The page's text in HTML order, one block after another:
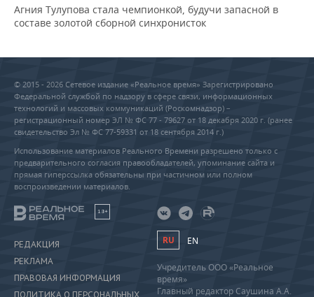
Агния Тулупова стала чемпионкой, будучи запасной в
составе золотой сборной синхронисток
© 2015 - 2026 Сетевое издание «Реальное время» Зарегистрировано
Федеральной службой по надзору в сфере связи, информационных
технологий и массовых коммуникаций (Роскомнадзор) –
регистрационный номер ЭЛ № ФС 77 - 79627 от 18 декабря 2020 г. (ранее
свидетельство Эл № ФС 77-59331 от 18 сентября 2014 г.)
Использование материалов Реального Времени разрешено только с
предварительного согласия правообладателей, упоминание сайта и
прямая гиперссылка обязательны при частичном или полном
воспроизведении материалов.
18+
РЕДАКЦИЯ
РЕКЛАМА
ПРАВОВАЯ ИНФОРМАЦИЯ
ПОЛИТИКА О ПЕРСОНАЛЬНЫХ
RU EN
Учредитель ООО «Реальное
время»
Главный редактор Саушина А.А.